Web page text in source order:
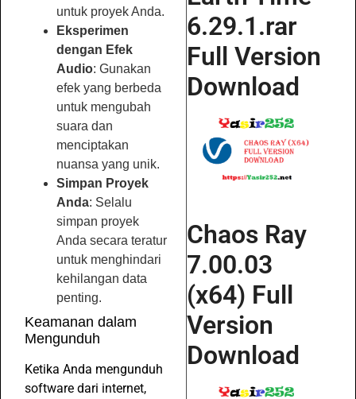
untuk proyek Anda.
Eksperimen
dengan Efek
Audio: Gunakan
efek yang berbeda
untuk mengubah
suara dan
menciptakan
nuansa yang unik.
Simpan Proyek
Anda: Selalu
simpan proyek
Anda secara teratur
untuk menghindari
kehilangan data
penting.
Keamanan dalam
Mengunduh
Ketika Anda mengunduh
software dari internet,
6.29.1.rar
Full Version
Download
Chaos Ray
7.00.03
(x64) Full
Version
Download